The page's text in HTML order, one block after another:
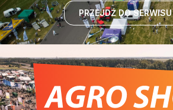
PRZEJDŹ DO SERWISU